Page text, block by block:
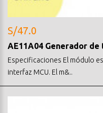
S/47.0
AE11A04 Generador
Especificaciones El módulo
interfaz MCU. El m&..